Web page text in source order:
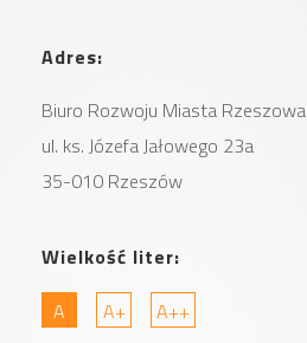
Adres:
Biuro Rozwoju Miasta Rzeszowa
ul. ks. Józefa Jałowego 23a
35-010 Rzeszów
Wielkość liter:
A
A+ A++